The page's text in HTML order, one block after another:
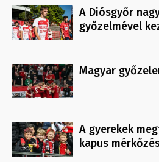
A Diósgyőr
győzelmével
Magyar
A gyerekek
kapus